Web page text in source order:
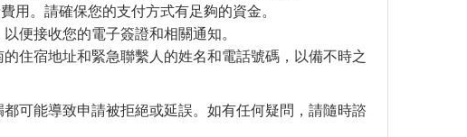
用。請確保您的支付方式有足夠的資金。
便接收您的電子簽證和相關通知。
住宿地址和緊急聯繫人的姓名和電話號碼，以備不時之
可能導致申請被拒絕或延誤。如有任何疑問，請隨時諮